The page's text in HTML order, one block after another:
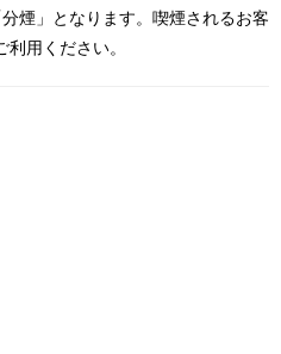
煙」となります。喫煙されるお客
用ください。